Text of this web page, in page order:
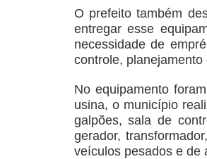
O prefeito também
entregar esse
necessidade de
controle, planejamento
No equipamento
usina, o município
galpões, sala de
gerador,
veículos pesados e de